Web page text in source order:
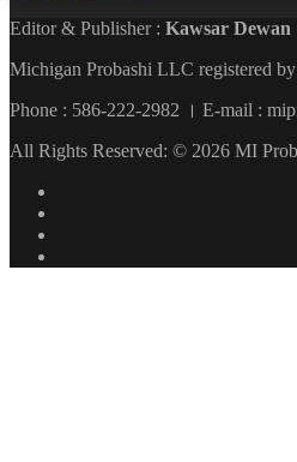
Editor & Publisher : Kawsar Dewan
Michigan Probashi LLC registered
Phone : 586-222-2982 । E-mail :
All Rights Reserved: © 2026 MI